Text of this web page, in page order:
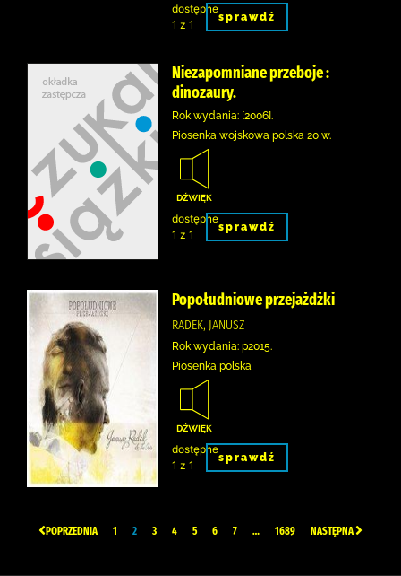
dostępne
1 z 1
sprawdź
Niezapomniane przeboje :
dinozaury.
Rok wydania: [2006].
Piosenka wojskowa polska 20 w.
dostępne
1 z 1
sprawdź
Popołudniowe przejażdżki
RADEK, JANUSZ
Rok wydania: p2015.
Piosenka polska
dostępne
1 z 1
sprawdź
POPRZEDNIA 1 2 3 4 5 6 7 … 1689 NASTĘPNA